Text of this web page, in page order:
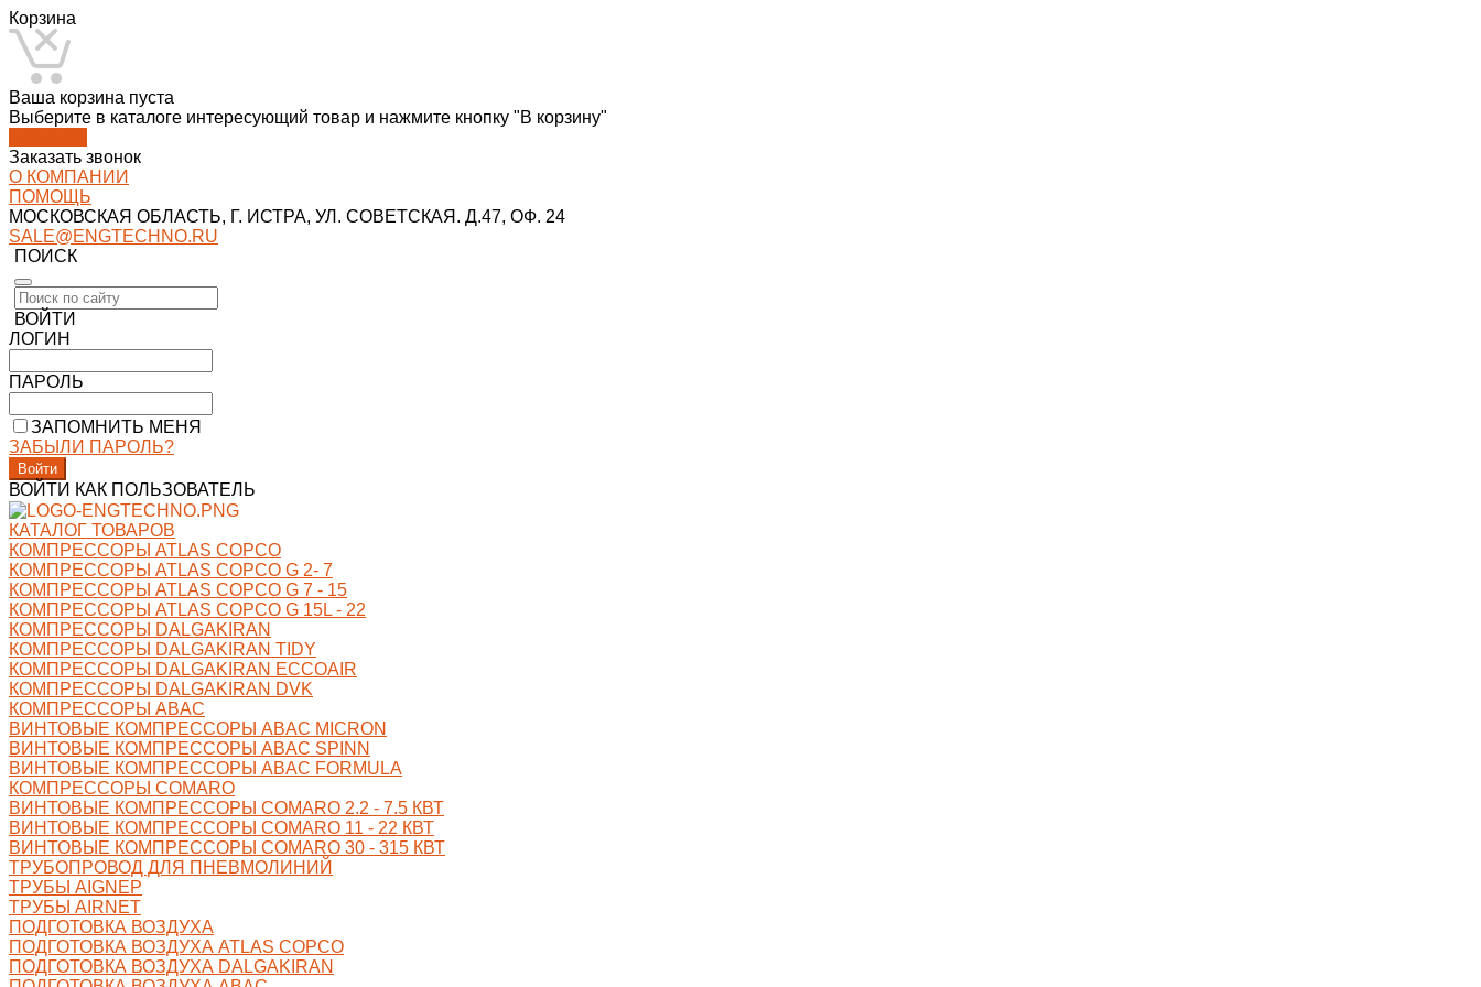
Корзина
Ваша корзина пуста
Выберите в каталоге интересующий товар и нажмите кнопку "В корзину"
Заказать звонок
О КОМПАНИИ
ПОМОЩЬ
МОСКОВСКАЯ ОБЛАСТЬ, Г. ИСТРА, УЛ. СОВЕТСКАЯ. Д.47, ОФ. 24
SALE@ENGTECHNO.RU
ПОИСК
ВОЙТИ
ЛОГИН
ПАРОЛЬ
ЗАПОМНИТЬ МЕНЯ
ЗАБЫЛИ ПАРОЛЬ?
ВОЙТИ КАК ПОЛЬЗОВАТЕЛЬ
КАТАЛОГ ТОВАРОВ
КОМПРЕССОРЫ ATLAS COPCO
КОМПРЕССОРЫ ATLAS COPCO G 2- 7
КОМПРЕССОРЫ ATLAS COPCO G 7 - 15
КОМПРЕССОРЫ ATLAS COPCO G 15L - 22
КОМПРЕССОРЫ DALGAKIRAN
КОМПРЕССОРЫ DALGAKIRAN TIDY
КОМПРЕССОРЫ DALGAKIRAN ECCOAIR
КОМПРЕССОРЫ DALGAKIRAN DVK
КОМПРЕССОРЫ ABAC
ВИНТОВЫЕ КОМПРЕССОРЫ ABAC MICRON
ВИНТОВЫЕ КОМПРЕССОРЫ ABAC SPINN
ВИНТОВЫЕ КОМПРЕССОРЫ ABAC FORMULA
КОМПРЕССОРЫ COMARO
ВИНТОВЫЕ КОМПРЕССОРЫ COMARO 2.2 - 7.5 КВТ
ВИНТОВЫЕ КОМПРЕССОРЫ COMARO 11 - 22 КВТ
ВИНТОВЫЕ КОМПРЕССОРЫ COMARO 30 - 315 КВТ
ТРУБОПРОВОД ДЛЯ ПНЕВМОЛИНИЙ
ТРУБЫ AIGNEP
ТРУБЫ AIRNET
ПОДГОТОВКА ВОЗДУХА
ПОДГОТОВКА ВОЗДУХА ATLAS COPCO
ПОДГОТОВКА ВОЗДУХА DALGAKIRAN